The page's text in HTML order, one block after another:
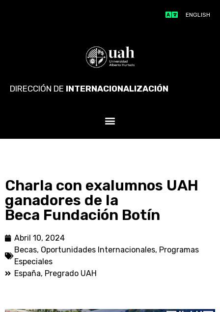
ENGLISH
DIRECCIÓN DE INTERNACIONALIZACIÓN
Charla con exalumnos UAH
ganadores de la
Beca Fundación Botín
Abril 10, 2024
Becas, Oportunidades Internacionales, Programas
Especiales
España, Pregrado UAH